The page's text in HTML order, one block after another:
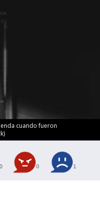
cuando fueron
0 0 1